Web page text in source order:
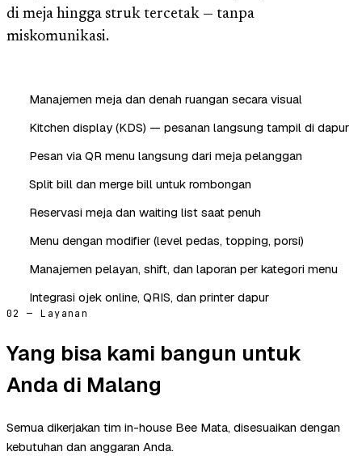
di meja hingga struk tercetak — tanpa
miskomunikasi.
Manajemen meja dan denah ruangan secara visual
Kitchen display (KDS) — pesanan langsung tampil di dapur
Pesan via QR menu langsung dari meja pelanggan
Split bill dan merge bill untuk rombongan
Reservasi meja dan waiting list saat penuh
Menu dengan modifier (level pedas, topping, porsi)
Manajemen pelayan, shift, dan laporan per kategori menu
Integrasi ojek online, QRIS, dan printer dapur
02 — Layanan
Yang bisa kami bangun untuk
Anda di Malang
Semua dikerjakan tim in-house Bee Mata, disesuaikan dengan
kebutuhan dan anggaran Anda.